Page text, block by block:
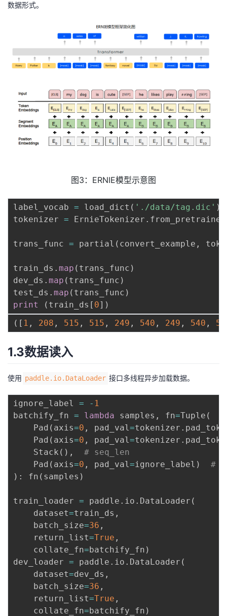
数据形式。
图3：ERNIE模型示意图
label_vocab = load_dict ( './data/tag.dic' )
tokenizer = ErnieTokenizer . from_pretrained
trans_func = partial ( convert_example ,
train_ds . map ( trans_func )
dev_ds . map ( trans_func )
test_ds . map ( trans_func )
print
( train_ds [ 0] )
( [ 1 , 208 , 515 , 515 , 249 , 540 , 249 , 540 ,
1.3数据读入
使用 paddle.io.DataLoader 接口多线程异步加载数据。
ignore_label = - 1
batchify_fn = lambda samples , fn=Tuple (
    Pad
( axis=0 , pad_val =tokenizer .
    Pad
( axis=0 , pad_val =tokenizer .
    Stack
( ) ,
# seq_len
    Pad
( axis=0 , pad_val =ignore_label )
#
) : fn ( samples )
train_loader = paddle . io . DataLoader (
    dataset
=train_ds ,
    batch_size
=36 ,
    return_list
=True ,
    collate_fn
=batchify_fn )
dev_loader = paddle . io . DataLoader (
    dataset
=dev_ds ,
    batch_size
=36 ,
    return_list
=True ,
    collate_fn
=batchify_fn )